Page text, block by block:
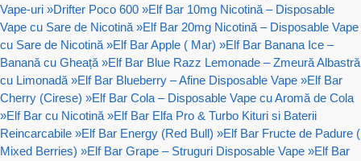
Vape-uri »Drifter Poco 600 »Elf Bar 10mg Nicotină – Disposable
Vape cu Sare de Nicotină »Elf Bar 20mg Nicotină – Disposable Vape
cu Sare de Nicotină »Elf Bar Apple ( Mar) »Elf Bar Banana Ice –
Banană cu Gheață »Elf Bar Blue Razz Lemonade – Zmeură Albastră
cu Limonadă »Elf Bar Blueberry – Afine Disposable Vape »Elf Bar
Cherry (Cirese) »Elf Bar Cola – Disposable Vape cu Aromă de Cola
»Elf Bar cu Nicotină »Elf Bar Elfa Pro & Turbo Kituri si Baterii
Reincarcabile »Elf Bar Energy (Red Bull) »Elf Bar Fructe de Padure (
Mixed Berries) »Elf Bar Grape – Struguri Disposable Vape »Elf Bar